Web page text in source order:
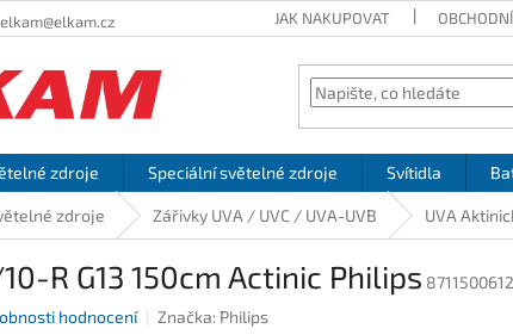
elkam@elkam.cz JAK NAKUPOVAT
zdroje Speciální světelné zdroje Svítidla
zdroje Zářivky UVA / UVC / UVA-UVB UVA
R G13 150cm Actinic Philips
hodnocení Značka: Philips